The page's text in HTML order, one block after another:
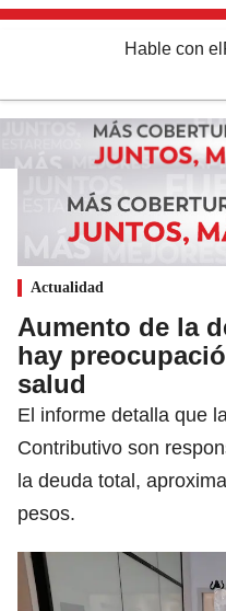
Hable con el
Actualidad
Aumento de la
hay
salud
El informe detalla que
Contributivo son
la deuda total,
pesos.